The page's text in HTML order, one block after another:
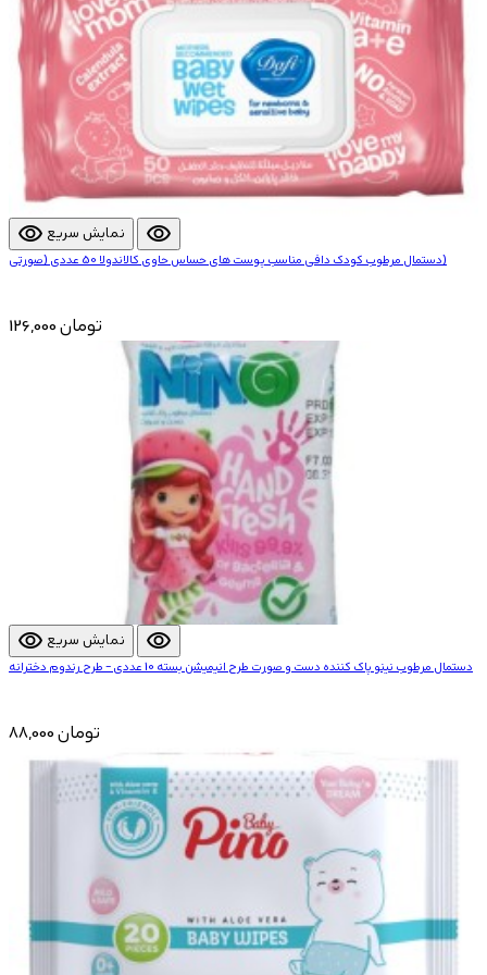
visibility نمایش سریع visibility
دستمال مرطوب کودک دافی مناسب پوست های حساس حاوی کالاندولا 50 عددی (صورتی)
126,000 تومان
visibility نمایش سریع visibility
دستمال مرطوب نینو پاک کننده دست و صورت طرح انیمیشن بسته 10 عددی - طرح رندوم دخترانه
88,000 تومان